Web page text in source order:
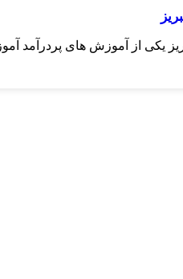
یکی از آموزش های پردرآمد